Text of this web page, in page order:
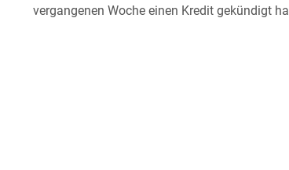
vergangenen Woche einen Kredit gekündigt